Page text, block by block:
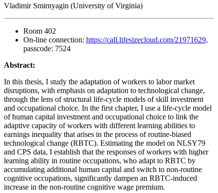
Vladimir Smirnyagin (University of Virginia)
Room 402
On-line connection: https://call.lifesizecloud.com/21971629,
passcode: 7524
Abstract:
In this thesis, I study the adaptation of workers to labor market
disruptions, with emphasis on adaptation to technological change,
through the lens of structural life-cycle models of skill investment
and occupational choice. In the first chapter, I use a life-cycle model
of human capital investment and occupational choice to link the
adaptive capacity of workers with different learning abilities to
earnings inequality that arises in the process of routine-biased
technological change (RBTC). Estimating the model on NLSY79
and CPS data, I establish that the responses of workers with higher
learning ability in routine occupations, who adapt to RBTC by
accumulating additional human capital and switch to non-routine
cognitive occupations, significantly dampen an RBTC-induced
increase in the non-routine cognitive wage premium.